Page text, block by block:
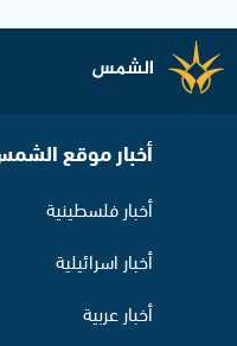
أخبار موقع
أخبار فلسطينية
أخبار اسرائيلية
أخبار عربية